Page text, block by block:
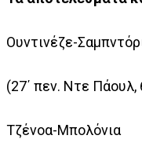
Ουντινέζε-
(27΄ πεν. Ντε Πάουλ,
Τζένοα-Μπολόνια